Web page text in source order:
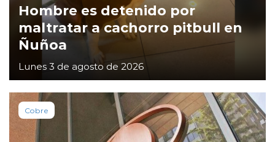
Hombre es detenido por
maltratar a cachorro pitbull en
Ñuñoa
Lunes 3 de agosto de 2026
Cobre